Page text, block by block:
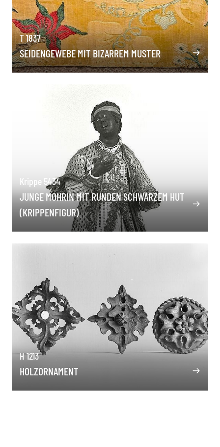
T 1837
SEIDENGEWEBE MIT BIZARREM MUSTER
Krippe 5434
JUNGE MOHRIN MIT RUNDEN SCHWARZEM HUT
(KRIPPENFIGUR)
H 1213
HOLZORNAMENT